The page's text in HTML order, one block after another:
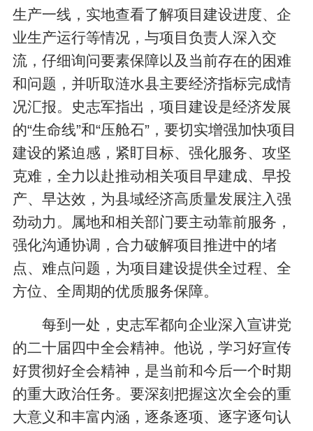
生产一线，实地查看了解项目建设进度、企
业生产运行等情况，与项目负责人深入交
流，仔细询问要素保障以及当前存在的困难
和问题，并听取涟水县主要经济指标完成情
况汇报。史志军指出，项目建设是经济发展
的“生命线”和“压舱石”，要切实增强加快项目
建设的紧迫感，紧盯目标、强化服务、攻坚
克难，全力以赴推动相关项目早建成、早投
产、早达效，为县域经济高质量发展注入强
劲动力。属地和相关部门要主动靠前服务，
强化沟通协调，合力破解项目推进中的堵
点、难点问题，为项目建设提供全过程、全
方位、全周期的优质服务保障。
每到一处，史志军都向企业深入宣讲党
的二十届四中全会精神。他说，学习好宣传
好贯彻好全会精神，是当前和今后一个时期
的重大政治任务。要深刻把握这次全会的重
大意义和丰富内涵，逐条逐项、逐字逐句认